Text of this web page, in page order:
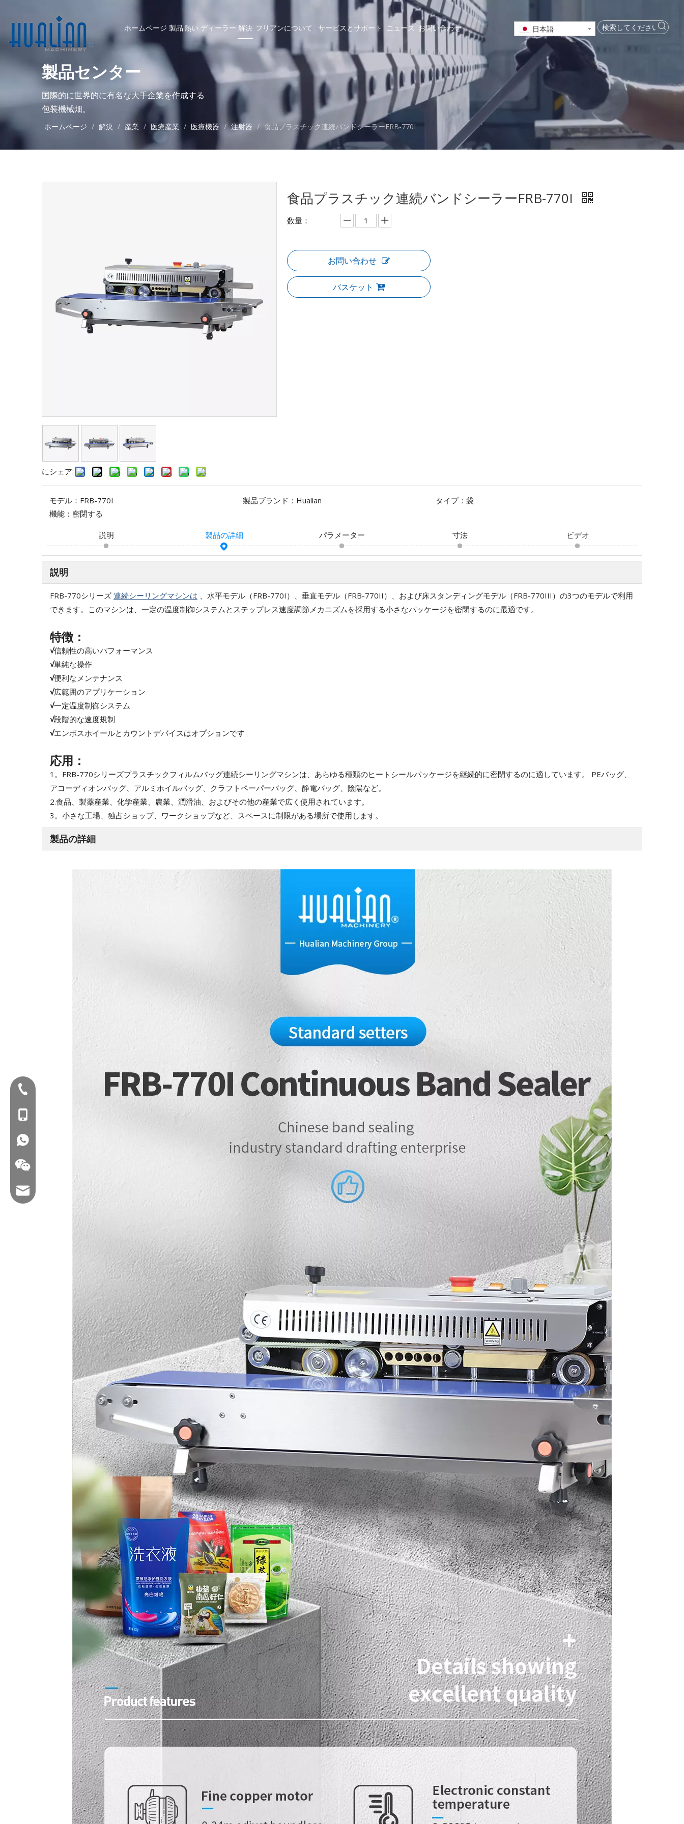
ホームページ 製品熱い ディーラー 解決 フリアンについて サービスとサポート ニュース お問い合わせ 日本語
製品センター
国際的に世界的に有名な大手企業を作成する
包装機械畑。
ホームページ / 解決 / 産業 / 医療産業 / 医療機器 / 注射器 / 食品プラスチック連続バンドシーラーFRB-770I
にシェア:
食品プラスチック連続バンドシーラーFRB-770I
数量：
お問い合わせ
バスケット
モデル： FRB-770I 製品ブランド： Hualian タイプ： 袋
機能： 密閉する
説明 製品の詳細 パラメーター 寸法 ビデオ
説明
FRB-770シリーズ 連続シーリングマシンは 、水平モデル（FRB-770I）、垂直モデル（FRB-770II）、および床スタンディングモデル（FRB-770III）の3つのモデルで利用
できます。このマシンは、一定の温度制御システムとステップレス速度調節メカニズムを採用する小さなパッケージを密閉するのに最適です。
特徴：
√信頼性の高いパフォーマンス
√単純な操作
√便利なメンテナンス
√広範囲のアプリケーション
√一定温度制御システム
√段階的な速度規制
√エンボスホイールとカウントデバイスはオプションです
応用：
1。FRB-770シリーズプラスチックフィルムバッグ連続シーリングマシンは、あらゆる種類のヒートシールパッケージを継続的に密閉するのに適しています。 PEバッグ、
アコーディオンバッグ、アルミホイルバッグ、クラフトペーパーバッグ、静電バッグ、陰陽など。
2.食品、製薬産業、化学産業、農業、潤滑油、およびその他の産業で広く使用されています。
3。小さな工場、独占ショップ、ワークショップなど、スペースに制限がある場所で使用します。
製品の詳細
Tel：+86-577-88627766